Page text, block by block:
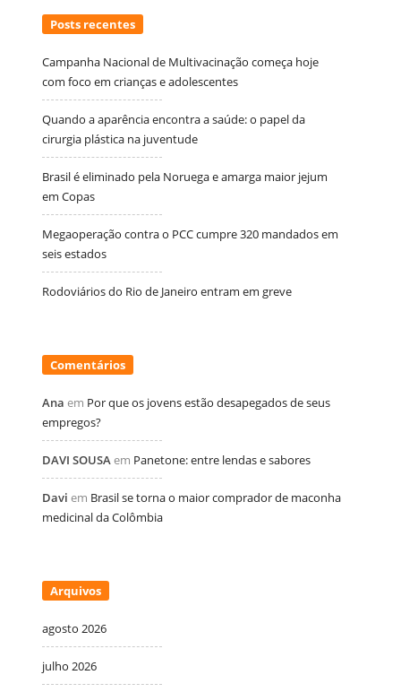
Posts recentes
Campanha Nacional de Multivacinação começa hoje
com foco em crianças e adolescentes
Quando a aparência encontra a saúde: o papel da
cirurgia plástica na juventude
Brasil é eliminado pela Noruega e amarga maior jejum
em Copas
Megaoperação contra o PCC cumpre 320 mandados em
seis estados
Rodoviários do Rio de Janeiro entram em greve
Comentários
Ana em Por que os jovens estão desapegados de seus
empregos?
DAVI SOUSA em Panetone: entre lendas e sabores
Davi em Brasil se torna o maior comprador de maconha
medicinal da Colômbia
Arquivos
agosto 2026
julho 2026